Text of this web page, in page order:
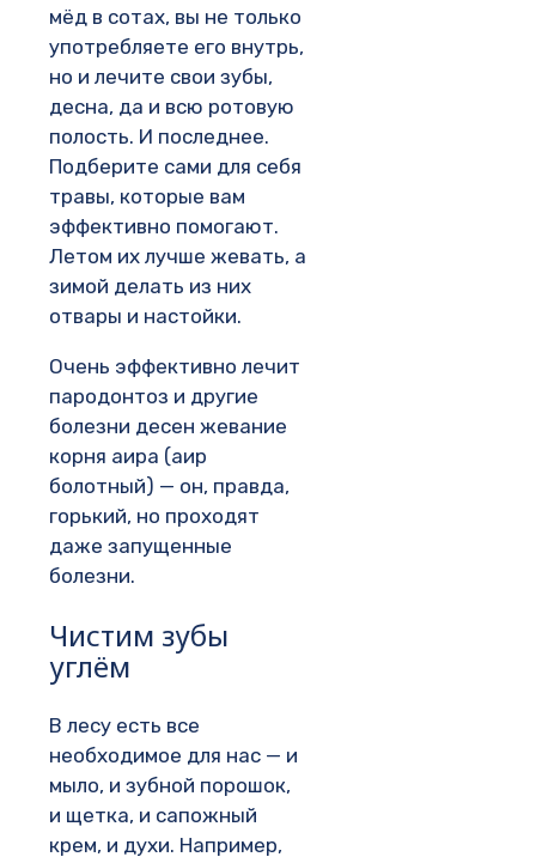
мёд в сотах, вы не только
употребляете его внутрь,
но и лечите свои зубы,
десна, да и всю ротовую
полость. И последнее.
Подберите сами для себя
травы, которые вам
эффективно помогают.
Летом их лучше жевать, а
зимой делать из них
отвары и настойки.
Очень эффективно лечит
пародонтоз и другие
болезни десен жевание
корня аира (аир
болотный) — он, правда,
горький, но проходят
даже запущенные
болезни.
Чистим зубы
углём
В лесу есть все
необходимое для нас — и
мыло, и зубной порошок,
и щетка, и сапожный
крем, и духи. Например,